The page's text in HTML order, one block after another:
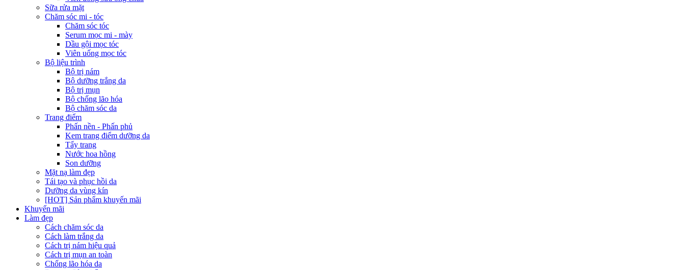
Sữa rửa mặt
Chăm sóc mi - tóc
Chăm sóc tóc
Serum mọc mi - mày
Dầu gội mọc tóc
Viên uống mọc tóc
Bộ liệu trình
Bộ trị nám
Bộ dưỡng trắng da
Bộ trị mụn
Bộ chống lão hóa
Bộ chăm sóc da
Trang điểm
Phấn nền - Phấn phủ
Kem trang điểm dưỡng da
Tẩy trang
Nước hoa hồng
Son dưỡng
Mặt nạ làm đẹp
Tái tạo và phục hồi da
Dưỡng da vùng kín
[HOT] Sản phẩm khuyến mãi
Khuyến mãi
Làm đẹp
Cách chăm sóc da
Cách làm trắng da
Cách trị nám hiệu quả
Cách trị mụn an toàn
Chống lão hóa da